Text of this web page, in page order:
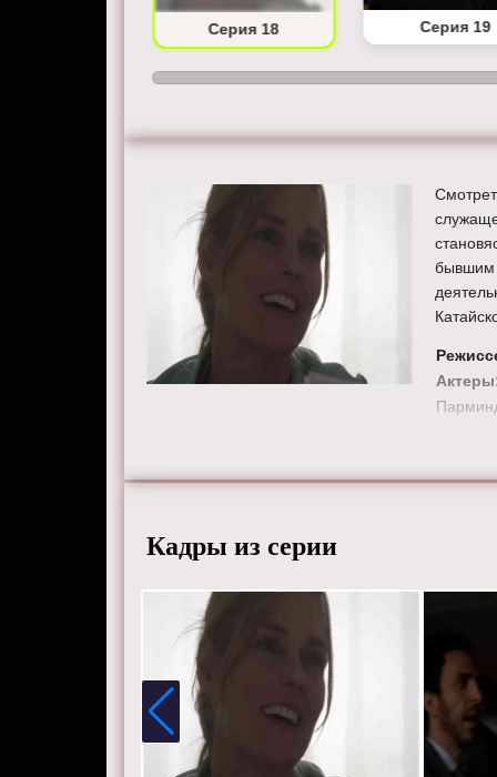
Серия 18 Серия 19
бывшим
сайте
Кадры из серии